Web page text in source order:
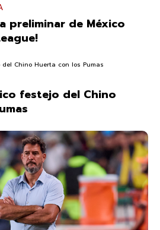
preliminar de México
festejo del Chino